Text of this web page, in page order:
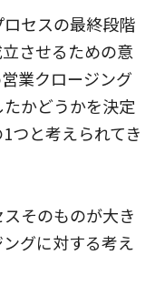
セスの最終段階
させるための意
業クロージング
かどうかを決定
つと考えられてき
そのものが大き
グに対する考え